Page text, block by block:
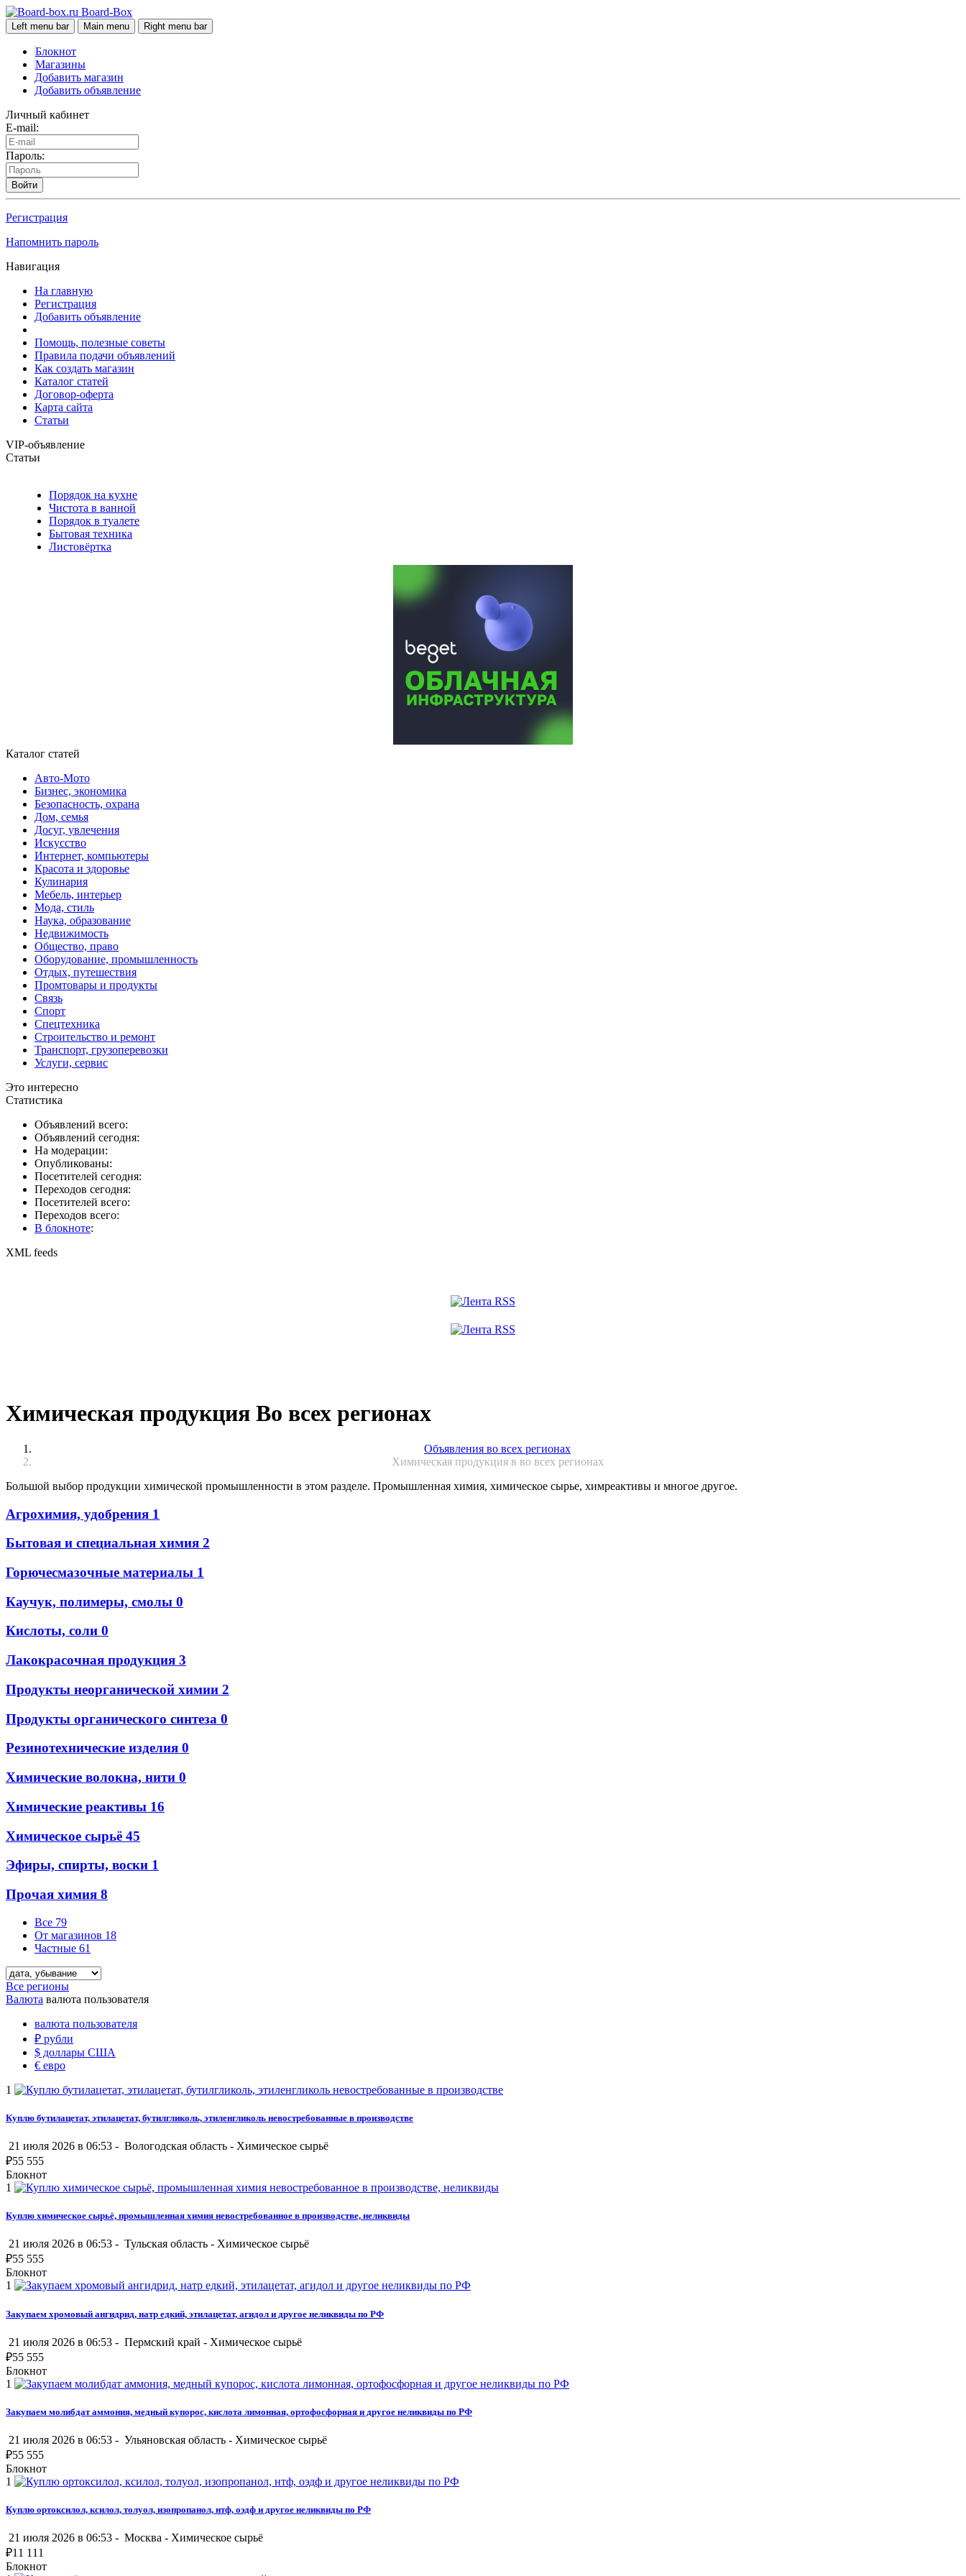
Board-Box
Left menu bar Main menu Right menu bar
Блокнот
Магазины
Добавить магазин
Добавить объявление
Личный кабинет
E-mail:
Пароль:
Войти
Регистрация
Напомнить пароль
Навигация
На главную
Регистрация
Добавить объявление
Помощь, полезные советы
Правила подачи объявлений
Как создать магазин
Каталог статей
Договор-оферта
Карта сайта
Статьи
VIP-объявление
Статьи
Порядок на кухне
Чистота в ванной
Порядок в туалете
Бытовая техника
Листовёртка
Каталог статей
Авто-Мото
Бизнес, экономика
Безопасность, охрана
Дом, семья
Досуг, увлечения
Искусство
Интернет, компьютеры
Красота и здоровье
Кулинария
Мебель, интерьер
Мода, стиль
Наука, образование
Недвижимость
Общество, право
Оборудование, промышленность
Отдых, путешествия
Промтовары и продукты
Связь
Спорт
Спецтехника
Строительство и ремонт
Транспорт, грузоперевозки
Услуги, сервис
Это интересно
Статистика
Объявлений всего:
Объявлений сегодня:
На модерации:
Опубликованы:
Посетителей сегодня:
Переходов сегодня:
Посетителей всего:
Переходов всего:
В блокноте:
XML feeds
Химическая продукция Во всех регионах
Объявления во всех регионах
Химическая продукция в во всех регионах
Большой выбор продукции химической промышленности в этом разделе. Промышленная химия, химическое сырье, химреактивы и многое другое.
Агрохимия, удобрения 1
Бытовая и специальная химия 2
Горючесмазочные материалы 1
Каучук, полимеры, смолы 0
Кислоты, соли 0
Лакокрасочная продукция 3
Продукты неорганической химии 2
Продукты органического синтеза 0
Резинотехнические изделия 0
Химические волокна, нити 0
Химические реактивы 16
Химическое сырьё 45
Эфиры, спирты, воски 1
Прочая химия 8
Все 79
От магазинов 18
Частные 61
Все регионы
Валюта валюта пользователя
валюта пользователя
₽ рубли
$ доллары США
€ евро
1
Куплю бутилацетат, этилацетат, бутилгликоль, этиленгликоль невостребованные в производстве
21 июля 2026 в 06:53 - Вологодская область - Химическое сырьё
₽55 555
Блокнот
1
Куплю химическое сырьё, промышленная химия невостребованное в производстве, неликвиды
21 июля 2026 в 06:53 - Тульская область - Химическое сырьё
₽55 555
Блокнот
1
Закупаем хромовый ангидрид, натр едкий, этилацетат, агидол и другое неликвиды по РФ
21 июля 2026 в 06:53 - Пермский край - Химическое сырьё
₽55 555
Блокнот
1
Закупаем молибдат аммония, медный купорос, кислота лимонная, ортофосфорная и другое неликвиды по РФ
21 июля 2026 в 06:53 - Ульяновская область - Химическое сырьё
₽55 555
Блокнот
1
Куплю ортоксилол, ксилол, толуол, изопропанол, нтф, оэдф и другое неликвиды по РФ
21 июля 2026 в 06:53 - Москва - Химическое сырьё
₽11 111
Блокнот